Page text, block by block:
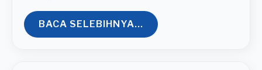
BACA SELEBIHNYA...